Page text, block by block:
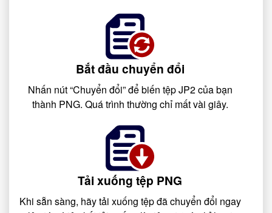
Bắt đầu chuyển đổi
Nhấn nút “Chuyển đổi” để biến tệp JP2 của bạn
thành PNG. Quá trình thường chỉ mất vài giây.
Tải xuống tệp PNG
Khi sẵn sàng, hãy tải xuống tệp đã chuyển đổi ngay